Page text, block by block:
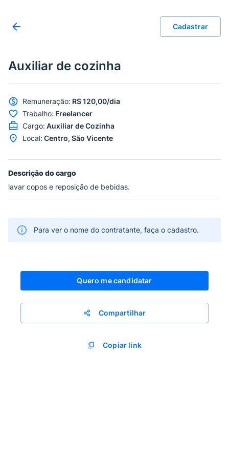
Cadastrar
Auxiliar de cozinha
Remuneração: R$ 120,00/dia
Trabalho: Freelancer
Cargo: Auxiliar de Cozinha
Local: Centro, São Vicente
Descrição do cargo
lavar copos e reposição de bebidas.
Para ver o nome do contratante, faça o cadastro.
Quero me candidatar
Compartilhar
Copiar link